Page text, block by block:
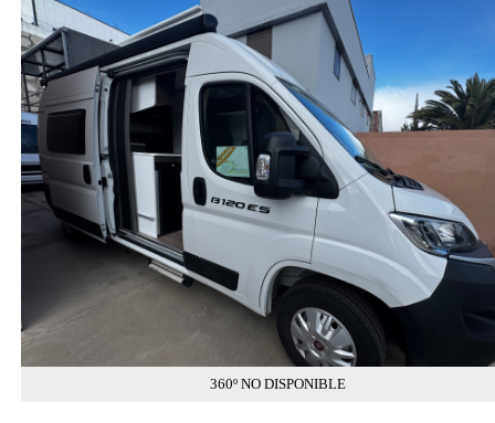
360º NO DISPONIBLE